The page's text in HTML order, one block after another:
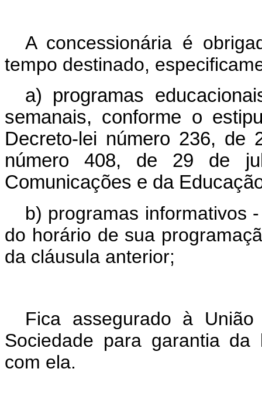
A concessionária é
tempo destinado,
a) programas
semanais, conforme o
Decreto-lei número 236, de
número 408, de 29 de
Comunicações e da
b) programas informativos
do horário de sua
da cláusula anterior;
Fica assegurado à
Sociedade para garantia
com ela.